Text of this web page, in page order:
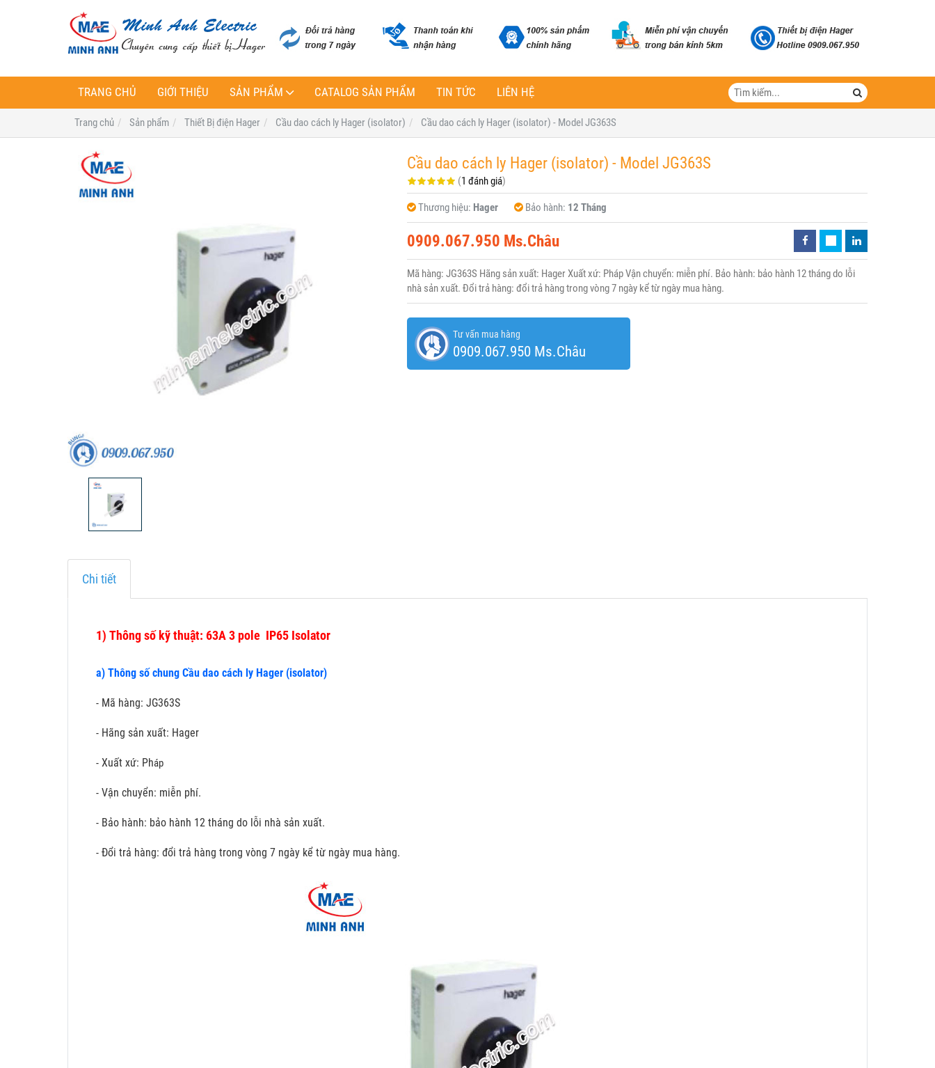
TRANG CHỦ GIỚI THIỆU SẢN PHẨM CATALOG SẢN PHẨM TIN TỨC LIÊN HỆ
Trang chủ Sản phẩm Thiết Bị điện Hager Cầu dao cách ly Hager (isolator) Cầu dao cách ly Hager (isolator) - Model JG363S
Cầu dao cách ly Hager (isolator) - Model JG363S
(1 đánh giá)
Thương hiệu: Hager Bảo hành: 12 Tháng
0909.067.950 Ms.Châu
Mã hàng: JG363S Hãng sản xuất: Hager Xuất xứ: Pháp Vận chuyển: miễn phí. Bảo hành: bảo hành 12 tháng do lỗi
nhà sản xuất. Đổi trả hàng: đổi trả hàng trong vòng 7 ngày kể từ ngày mua hàng.
Tư vấn mua hàng
0909.067.950 Ms.Châu
Chi tiết
1) Thông số kỹ thuật: 63A 3 pole IP65 Isolator
a) Thông số chung Cầu dao cách ly Hager (isolator)
- Mã hàng: JG363S
- Hãng sản xuất: Hager
- Xuất xứ: Pháp
- Vận chuyển: miễn phí.
- Bảo hành: bảo hành 12 tháng do lỗi nhà sản xuất.
- Đổi trả hàng: đổi trả hàng trong vòng 7 ngày kể từ ngày mua hàng.